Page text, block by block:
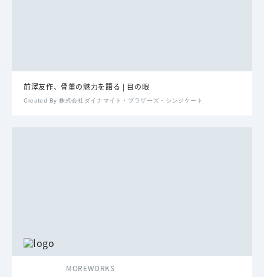
前澤友作、骨董の魅力を語る | 目の眼
Created By 株式会社ダイナマイト・ブラザーズ・シンジケート
MOREWORKS